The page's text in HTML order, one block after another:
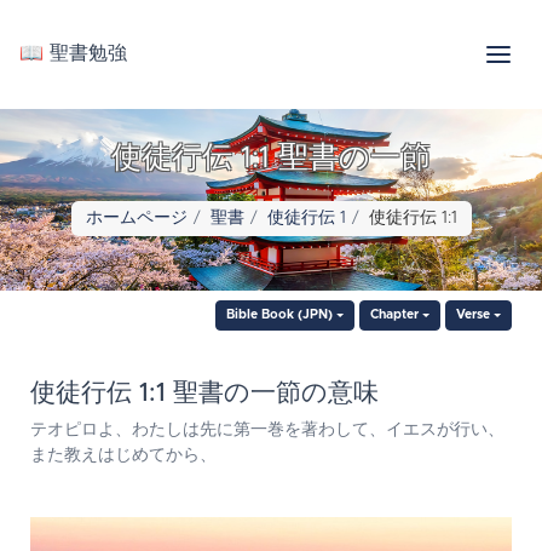
📖 聖書勉強
使徒行伝 1:1 聖書の一節
ホームページ 聖書 使徒行伝 1 使徒行伝 1:1
Bible Book (JPN) Chapter Verse
使徒行伝 1:1 聖書の一節の意味
テオピロよ、わたしは先に第一巻を著わして、イエスが行い、
また教えはじめてから、